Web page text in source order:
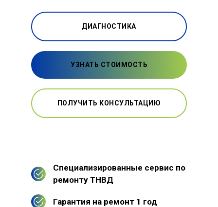
ДИАГНОСТИКА
УЗНАТЬ СТОИМОСТЬ
ПОЛУЧИТЬ КОНСУЛЬТАЦИЮ
Специализированные сервис по
ремонту ТНВД
Гарантия на ремонт 1 год